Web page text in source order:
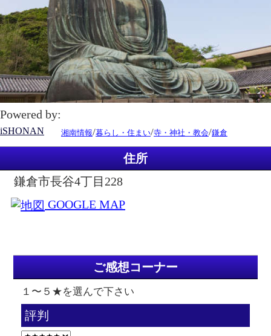
Powered by:
iSHONAN 湘南情報/暮らし・住まい/寺・神社・教会/鎌倉
住所
鎌倉市長谷4丁目228
GOOGLE MAP
ご感想コーナー
１〜５★を選んで下さい
評判